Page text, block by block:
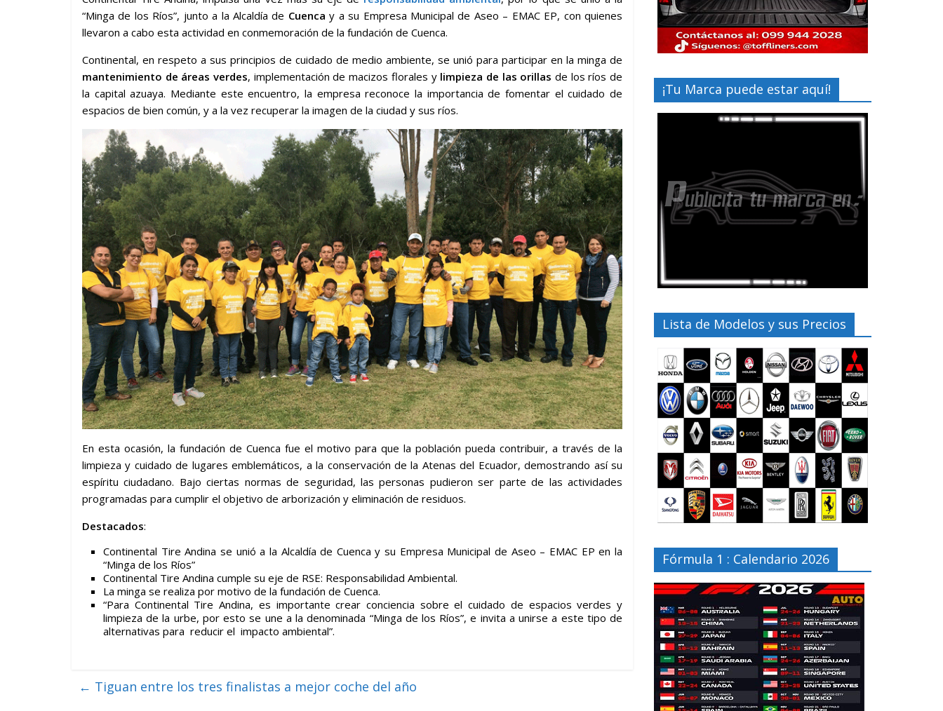
“Minga de los Ríos”, junto a la Alcaldía de Cuenca y a su Empresa Municipal de Aseo – EMAC EP, con quienes
llevaron a cabo esta actividad en conmemoración de la fundación de Cuenca.
Continental, en respeto a sus principios de cuidado de medio ambiente, se unió para participar en la minga de
mantenimiento de áreas verdes, implementación de macizos florales y limpieza de las orillas de los ríos de
la capital azuaya. Mediante este encuentro, la empresa reconoce la importancia de fomentar el cuidado de
espacios de bien común, y a la vez recuperar la imagen de la ciudad y sus ríos.
En esta ocasión, la fundación de Cuenca fue el motivo para que la población pueda contribuir, a través de la
limpieza y cuidado de lugares emblemáticos, a la conservación de la Atenas del Ecuador, demostrando así su
espíritu ciudadano. Bajo ciertas normas de seguridad, las personas pudieron ser parte de las actividades
programadas para cumplir el objetivo de arborización y eliminación de residuos.
Destacados:
Continental Tire Andina se unió a la Alcaldía de Cuenca y su Empresa Municipal de Aseo – EMAC EP en la
“Minga de los Ríos”
Continental Tire Andina cumple su eje de RSE: Responsabilidad Ambiental.
La minga se realiza por motivo de la fundación de Cuenca.
“Para Continental Tire Andina, es importante crear conciencia sobre el cuidado de espacios verdes y
limpieza de la urbe, por esto se une a la denominada “Minga de los Ríos”, e invita a unirse a este tipo de
alternativas para reducir el impacto ambiental”.
← Tiguan entre los tres finalistas a mejor coche del año
¡Tu Marca puede estar aquí!
Lista de Modelos y sus Precios
Fórmula 1 : Calendario 2026